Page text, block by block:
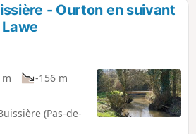
- Ourton en suivant
m
-156 m
(Pas-de-